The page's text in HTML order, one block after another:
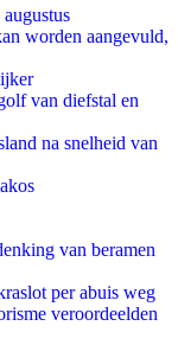
worden aangevuld,
van diefstal en
na snelheid van
van beramen
per abuis weg
veroordeelden